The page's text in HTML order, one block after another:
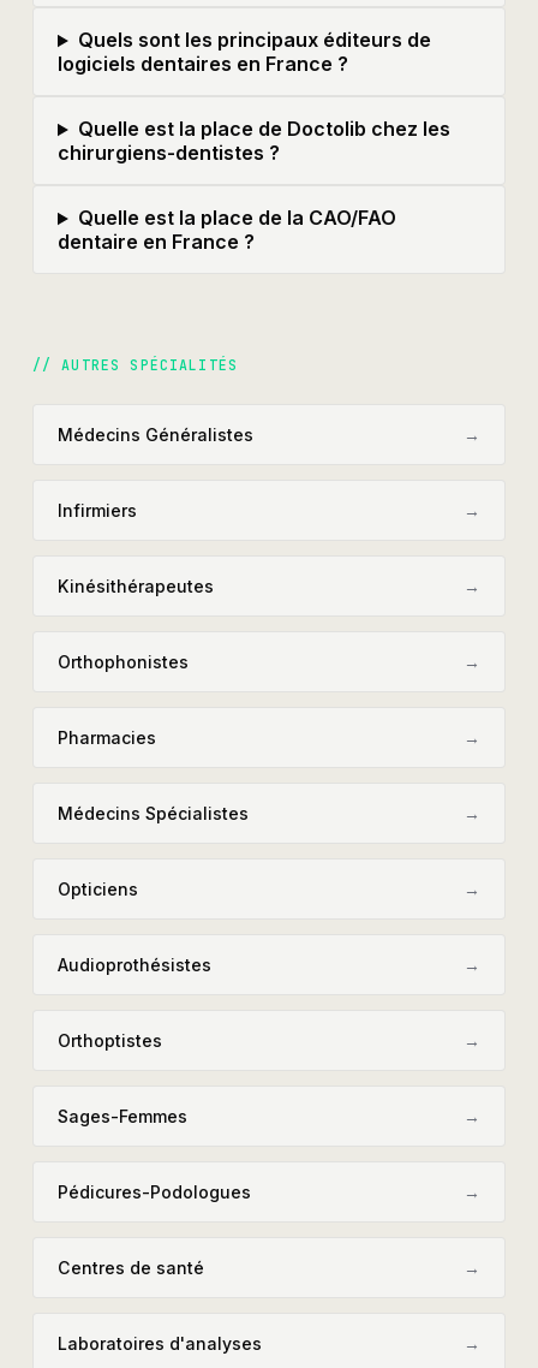
Quels sont les principaux éditeurs de
logiciels dentaires en France ?
Quelle est la place de Doctolib chez les
chirurgiens-dentistes ?
Quelle est la place de la CAO/FAO
dentaire en France ?
// AUTRES SPÉCIALITÉS
Médecins Généralistes →
Infirmiers →
Kinésithérapeutes →
Orthophonistes →
Pharmacies →
Médecins Spécialistes →
Opticiens →
Audioprothésistes →
Orthoptistes →
Sages-Femmes →
Pédicures-Podologues →
Centres de santé →
Laboratoires d'analyses →